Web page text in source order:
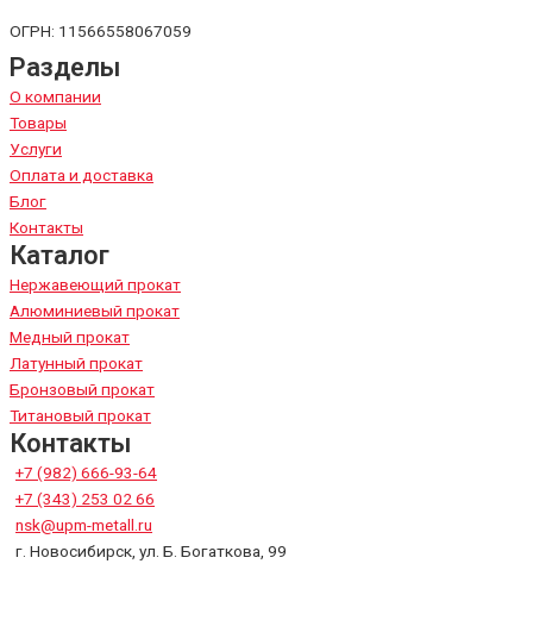
ОГРН: 11566558067059
Разделы
О компании
Товары
Услуги
Оплата и доставка
Блог
Контакты
Каталог
Нержавеющий прокат
Алюминиевый прокат
Медный прокат
Латунный прокат
Бронзовый прокат
Титановый прокат
Контакты
+7 (982) 666-93-64
+7 (343) 253 02 66
nsk@upm-metall.ru
г. Новосибирск, ул. Б. Богаткова, 99